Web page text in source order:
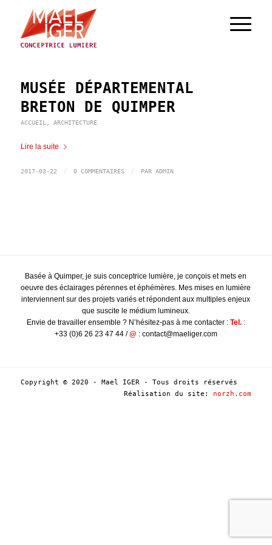
MUSÉE DÉPARTEMENTAL
BRETON DE QUIMPER
ACCUEIL ARCHITECTURE
Lire la suite
2017-03-22 / 0 COMMENTAIRES / PAR ADMIN
Basée à Quimper, je suis conceptrice lumière, je conçois et mets en
oeuvre des éclairages pérennes et éphémères. Mes mises en lumière
interviennent sur des projets variés et répondent aux multiples enjeux
que suscite le médium lumineux.
Envie de travailler ensemble ? N’hésitez-pas à me contacter : Tel. :
+33 (0)6 26 23 47 44 /@ : contact@maeliger.com
Copyright © 2020 - Mael IGER - Tous droits réservés
Réalisation du site: norzh.com